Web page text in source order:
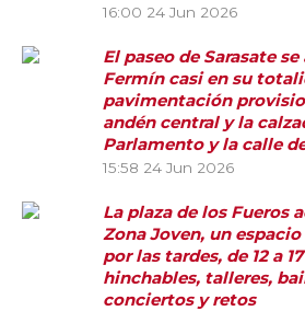
16:00 24 Jun 2026
El paseo de Sarasate
Fermín casi en su
pavimentación
andén central y la
Parlamento y la calle
15:58 24 Jun 2026
La plaza de los Fueros
Zona Joven, un
por las tardes, de 12 a
hinchables, talleres,
conciertos y retos